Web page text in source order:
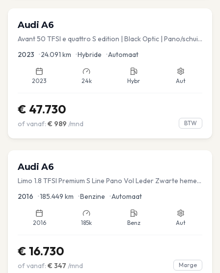
Audi A6
Avant 50 TFSI e quattro S edition | Black Optic | Pano/schuif
2023 •24.091 km •Hybride •Automaat
2023 24k Hybr Aut
€ 47.730
of vanaf: € 989 /mnd BTW
Audi A6
Limo 1.8 TFSI Premium S Line Pano Vol Leder Zwarte hemel
2016 •185.449 km •Benzine •Automaat
2016 185k Benz Aut
€ 16.730
of vanaf: € 347 /mnd Marge